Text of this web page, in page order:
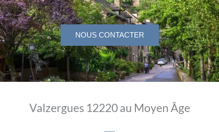
NOUS CONTACTER
Valzergues 12220 au Moyen Âge